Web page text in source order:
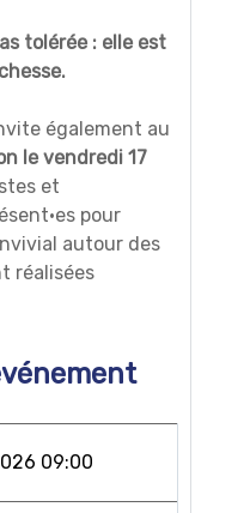
tolérée : elle est
également au
le vendredi 17
et
pour
autour des
réalisées
09:00